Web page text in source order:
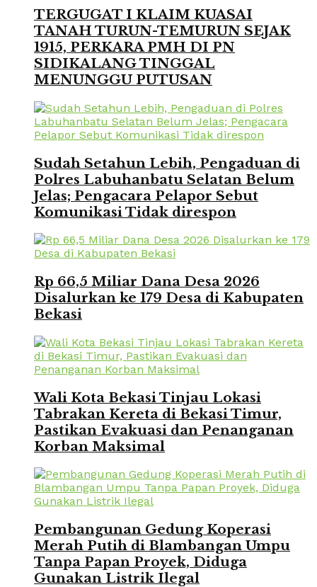
TERGUGAT I KLAIM KUASAI
TANAH TURUN-TEMURUN SEJAK
1915, PERKARA PMH DI PN
SIDIKALANG TINGGAL
MENUNGGU PUTUSAN
Sudah Setahun Lebih, Pengaduan di
Polres Labuhanbatu Selatan Belum
Jelas; Pengacara Pelapor Sebut
Komunikasi Tidak direspon
Rp 66,5 Miliar Dana Desa 2026
Disalurkan ke 179 Desa di Kabupaten
Bekasi
Wali Kota Bekasi Tinjau Lokasi
Tabrakan Kereta di Bekasi Timur,
Pastikan Evakuasi dan Penanganan
Korban Maksimal
Pembangunan Gedung Koperasi
Merah Putih di Blambangan Umpu
Tanpa Papan Proyek, Diduga
Gunakan Listrik Ilegal